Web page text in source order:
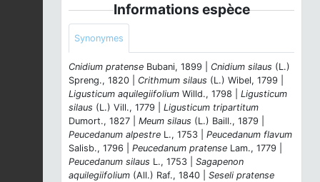
Informations espèce
Synonymes
Cnidium pratense Bubani, 1899 | Cnidium silaus (L.)
Spreng., 1820 | Crithmum silaus (L.) Wibel, 1799 |
Ligusticum aquilegiifolium Willd., 1798 | Ligusticum
silaus (L.) Vill., 1779 | Ligusticum tripartitum
Dumort., 1827 | Meum silaus (L.) Baill., 1879 |
Peucedanum alpestre L., 1753 | Peucedanum flavum
Salisb., 1796 | Peucedanum pratense Lam., 1779 |
Peucedanum silaus L., 1753 | Sagapenon
aquilegiifolium (All.) Raf., 1840 | Seseli pratense